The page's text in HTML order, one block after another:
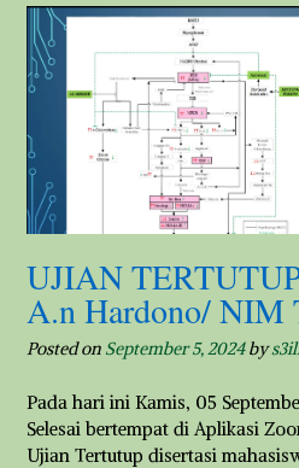
UJIAN
A.n Hardono/ NIM
Posted on September 5, 2024by
Pada hari ini Kamis, 05
Selesai bertempat di Aplikasi
Ujian Tertutup disertasi